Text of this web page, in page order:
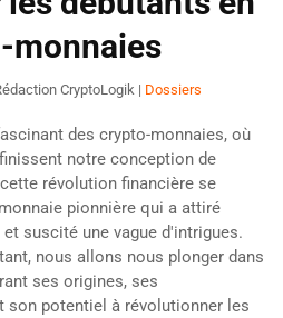
monnaies
CryptoLogik | Dossiers
des crypto-monnaies, où
notre conception de
révolution financière se
pionnière qui a attiré
suscité une vague d'intrigues.
nous allons nous plonger dans
ses origines, ses
potentiel à révolutionner les